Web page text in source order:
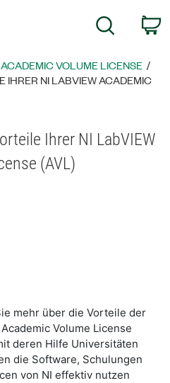
Suche
ACADEMIC VOLUME LICENSE
IHRER NI LABVIEW ACADEMIC
Ihrer NI LabVIEW
(AVL)
mehr über die Vorteile der
Volume License
deren Hilfe Universitäten
die Software, Schulungen
von NI effektiv nutzen